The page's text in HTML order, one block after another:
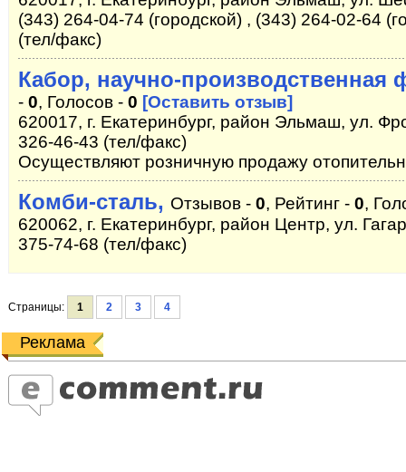
(343) 264-04-74 (городской) , (343) 264-02-64
(тел/факс)
Кабор, научно-производственная
- 0, Голосов - 0 [Оставить отзыв]
620017, г. Екатеринбург, район Эльмаш, ул.
326-46-43 (тел/факс)
Осуществляют розничную продажу
Комби-сталь, Отзывов - 0, Рейтинг - 0,
620062, г. Екатеринбург, район Центр, ул.
375-74-68 (тел/факс)
Страницы: 1 2 3 4
Реклама